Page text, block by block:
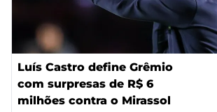
Luís Castro define Grêmio
com surpresas de R$ 6
milhões contra o Mirassol